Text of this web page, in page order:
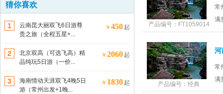
猜你喜欢
1
云南昆大丽双飞6日游尊
贵之旅（全程五星+...
￥ 450 起
2
北京双高（可选飞高）精
品纯玩5日游（一价...
￥ 2060 起
3
海南情动天涯双飞4晚5日
游（常州出发+1晚...
￥ 1830 起
客户 189150*****预订了
(手机预订)南京中山陵、夫子庙、秦淮河游船1日
产品编号：FT1059014
常
满
产品编号：经典
河
常
满